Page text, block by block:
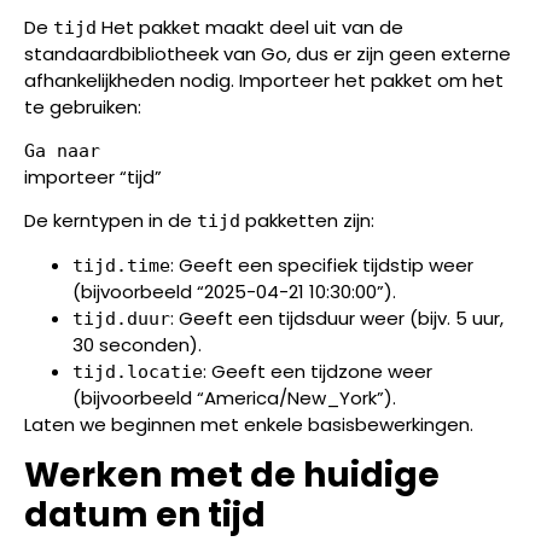
De tijd Het pakket maakt deel uit van de
standaardbibliotheek van Go, dus er zijn geen externe
afhankelijkheden nodig. Importeer het pakket om het
te gebruiken:
Ga naar
importeer “tijd”
De kerntypen in de tijd pakketten zijn:
tijd.time: Geeft een specifiek tijdstip weer
(bijvoorbeeld “2025-04-21 10:30:00”).
tijd.duur: Geeft een tijdsduur weer (bijv. 5 uur,
30 seconden).
tijd.locatie: Geeft een tijdzone weer
(bijvoorbeeld “America/New_York”).
Laten we beginnen met enkele basisbewerkingen.
Werken met de huidige
datum en tijd